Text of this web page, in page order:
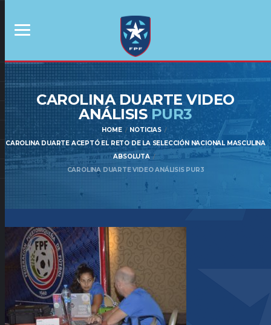
CAROLINA DUARTE VIDEO
ANÁLISIS PUR3
HOME
NOTICIAS
CAROLINA DUARTE ACEPTÓ EL RETO DE LA SELECCIÓN NACIONAL MASCULINA
ABSOLUTA
CAROLINA DUARTE VIDEO ANÁLISIS PUR3